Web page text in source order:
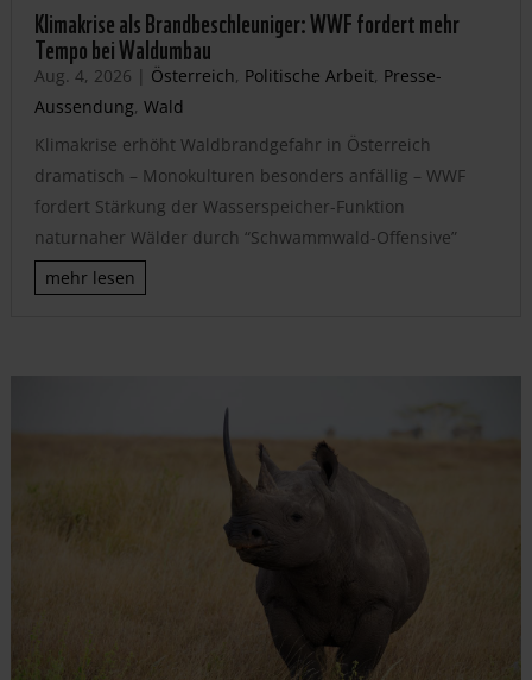
Klimakrise als Brandbeschleuniger: WWF fordert mehr
Tempo bei Waldumbau
Aug. 4, 2026 | Österreich, Politische Arbeit, Presse-
Aussendung, Wald
Klimakrise erhöht Waldbrandgefahr in Österreich
dramatisch – Monokulturen besonders anfällig – WWF
fordert Stärkung der Wasserspeicher-Funktion
naturnaher Wälder durch “Schwammwald-Offensive”
mehr lesen